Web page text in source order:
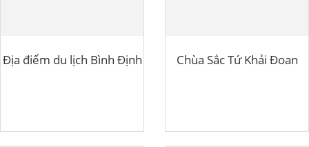
Địa điểm du lịch Bình Định Chùa Sắc Tứ Khải Đoan